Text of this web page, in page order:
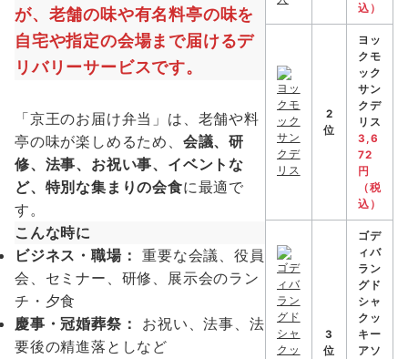
が、老舗の味や有名料亭の味を
自宅や指定の会場まで届けるデ
リバリーサービスです。
「京王のお届け弁当」は、老舗や料
亭の味が楽しめるため、 会議、研
修、法事、お祝い事、イベントな
ど、特別な集まりの会食に最適で
す。
こんな時に
ビジネス・職場： 重要な会議、役員
会、セミナー、研修、展示会のラン
チ・夕食
慶事・冠婚葬祭：
お祝い、法事、法
要後の精進落としなど
込）
2
位
ヨッ
クモ
ック
サン
クデ
リス
3,6
72
円
（税
込）
3
位
ゴデ
ィバ
ラン
グド
シャ
クッ
キー
アソ